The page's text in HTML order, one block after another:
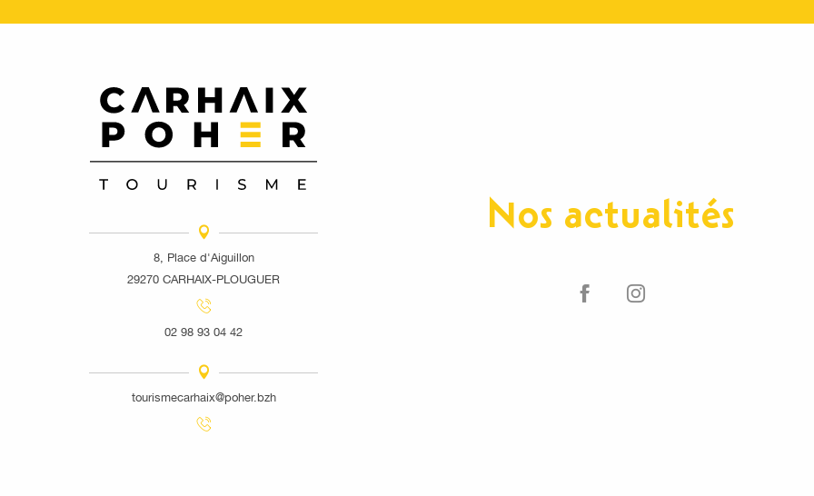
8, Place d'Aiguillon
29270 CARHAIX-PLOUGUER
02 98 93 04 42
tourismecarhaix@poher.bzh
Nos actualités